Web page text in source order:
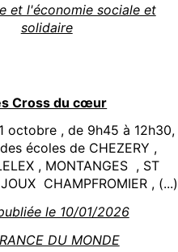
et l'économie sociale et
solidaire
Cross du cœur
octobre , de 9h45 à 12h30,
écoles de CHEZERY ,
, MONTANGES , ST
CHAMPFROMIER , (...)
le 10/01/2026
DU MONDE